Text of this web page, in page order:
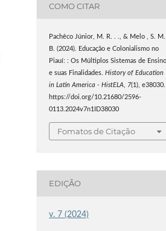
COMO CITAR
Pachêco Júnior, M. R. . ., & Melo , S. M.
B. (2024). Educação e Colonialismo no
Piauí: : Os Múltiplos Sistemas de Ensino
e suas Finalidades.History of Education
in Latin America - HistELA, 7(1), e38030.
https://doi.org/10.21680/2596-
0113.2024v7n1ID38030
Fomatos de Citação
EDIÇÃO
v. 7 (2024)